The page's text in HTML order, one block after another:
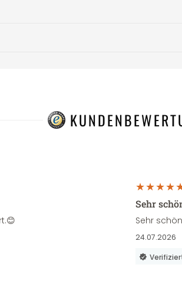
Sehr
Sehr
24.07.2026